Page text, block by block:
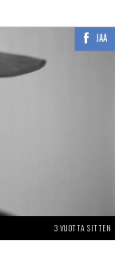
JAA
3 VUOTTA SITTEN